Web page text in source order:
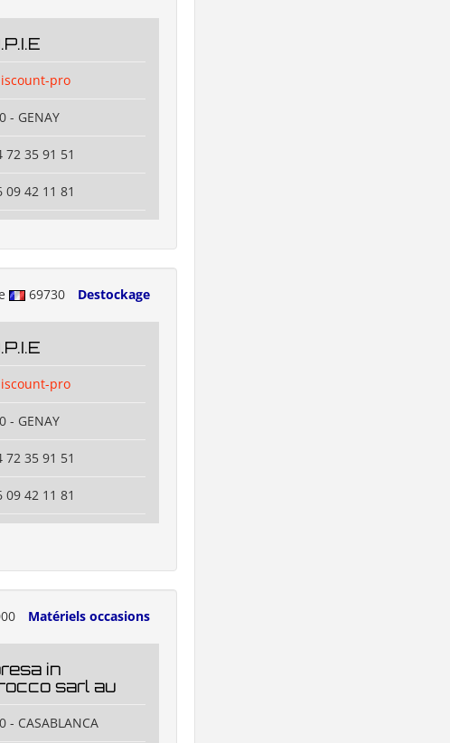
pro
- GENAY
72 35 91 51
09 42 11 81
69730 Destockage
pro
- GENAY
72 35 91 51
09 42 11 81
Matériels occasions
in
sarl au
- CASABLANCA